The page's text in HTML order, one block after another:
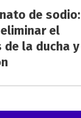
de sodio:
eliminar el
la ducha y